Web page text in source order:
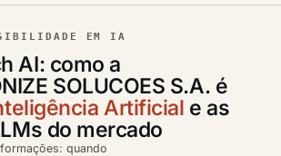
EM IA
AI: como a
SOLUCOES S.A. é
Artificial e as
do mercado
quando